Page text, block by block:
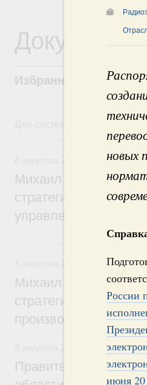
новых
России
июня
Документы
Избранные
Для системного поиска
Михаил Мишустин
стратегической
управления научно-
Вопросы
Михаил Мишустин
стратегической
производительности
Правительство